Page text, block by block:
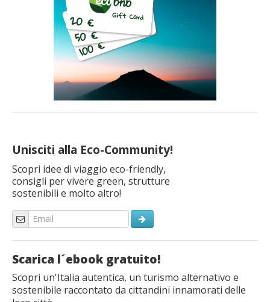
Unisciti alla Eco-Community!
Scopri idee di viaggio eco-friendly,
consigli per vivere green, strutture
sostenibili e molto altro!
Scarica l´ebook gratuito!
Scopri un'Italia autentica, un turismo alternativo e
sostenibile raccontato da cittandini innamorati delle